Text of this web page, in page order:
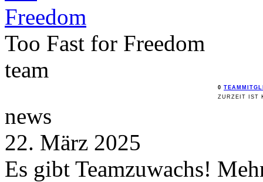
Too Fast for Freedom
team
0
ZURZEIT IST
news
22. März 2025
Es gibt Teamzuwachs!